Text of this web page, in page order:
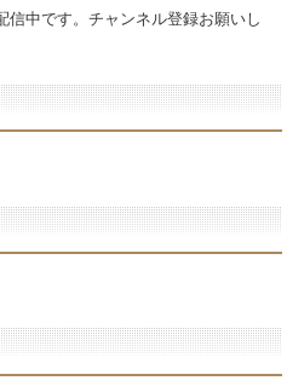
信中です。チャンネル登録お願いし